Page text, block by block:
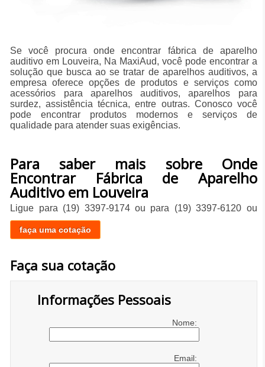
Se você procura onde encontrar fábrica de aparelho
auditivo em Louveira, Na MaxiAud, você pode encontrar a
solução que busca ao se tratar de aparelhos auditivos, a
empresa oferece opções de produtos e serviços como
acessórios para aparelhos auditivos, aparelhos para
surdez, assistência técnica, entre outras. Conosco você
pode encontrar produtos modernos e serviços de
qualidade para atender suas exigências.
Para saber mais sobre Onde
Encontrar Fábrica de Aparelho
Auditivo em Louveira
Ligue para (19) 3397-9174ou para (19) 3397-6120 ou
faça uma cotação
Faça sua cotação
Informações Pessoais
Nome:
Email: